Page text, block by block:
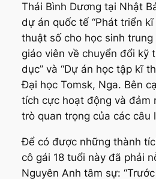
Thái Bình Dương tại Nhật
dự án quốc tế “Phát triển
thuật số cho học sinh
giáo viên về chuyển đổi kỹ
dục” và “Dự án học tập kĩ
Đại học Tomsk, Nga. Bên
tích cực hoạt động và đảm
trò quan trọng của các câu
Để có được những thành
cô gái 18 tuổi này đã phải
Nguyên Anh tâm sự: